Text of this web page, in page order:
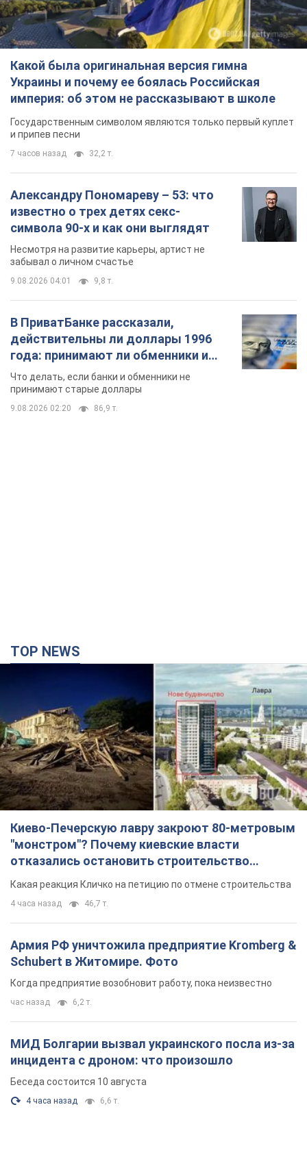
Какой была оригинальная версия гимна
Украины и почему ее боялась Российская
империя: об этом не рассказывают в школе
Государственным символом являются только первый куплет
и припев песни
7 часов назад 32,2 т.
Александру Пономареву – 53: что
известно о трех детях секс-
символа 90-х и как они выглядят
Несмотря на развитие карьеры, артист не
забывал о личном счастье
9.08.2026 04:01 9,8 т.
В ПриватБанке рассказали,
действительны ли доллары 1996
года: принимают ли обменники и
банки такие купюры
Что делать, если банки и обменники не
принимают старые доллары
9.08.2026 02:20 86,9 т.
TOP NEWS
Киево-Печерскую лавру закроют 80-метровым
"монстром"? Почему киевские власти
отказались остановить строительство
небоскреба "московского верующего"
Какая реакция Кличко на петицию по отмене строительства
4 часа назад 46,7 т.
Армия РФ уничтожила предприятие Kromberg &
Schubert в Житомире. Фото
Когда предприятие возобновит работу, пока неизвестно
час назад 6,2 т.
МИД Болгарии вызвал украинского посла из-за
инцидента с дроном: что произошло
Беседа состоится 10 августа
4 часа назад 6,6 т.